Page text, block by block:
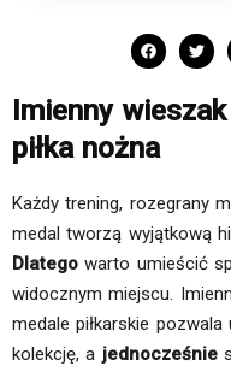
Imienny
piłka nożna
Każdy trening, rozegrany
medal tworzą wyjątkową
Dlatego warto umieścić
widocznym miejscu.
medale piłkarskie
kolekcję, a jednocześnie